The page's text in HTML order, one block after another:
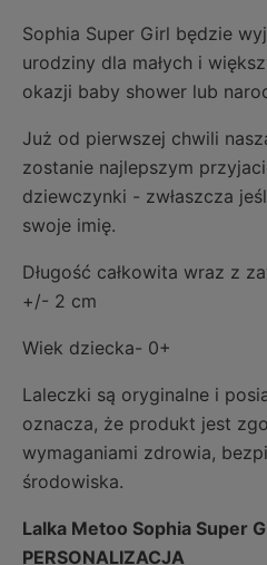
Sophia Super Girl będzie
urodziny dla małych i
okazji baby shower lub
Już od pierwszej chwili
zostanie najlepszym
dziewczynki - zwłaszcza
swoje imię.
Długość całkowita wraz z
+/- 2 cm
Wiek dziecka- 0+
Laleczki są oryginalne i
oznacza, że produkt jest
wymaganiami zdrowia,
środowiska.
Lalka Metoo Sophia Super
PERSONALIZACJA